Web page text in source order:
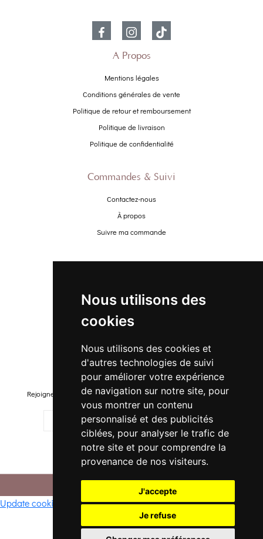
Nous utilisons des
cookies
Nous utilisons des cookies et
d'autres technologies de suivi
pour améliorer votre expérience
de navigation sur notre site, pour
vous montrer un contenu
personnalisé et des publicités
ciblées, pour analyser le trafic de
notre site et pour comprendre la
provenance de nos visiteurs.
J'accepte
Je refuse
À Propos
Mentions légales
Conditions générales de vente
Politique de retour et remboursement
Politique de livraison
Politique de confidentialité
Commandes & Suivi
Contactez-nous
À propos
Suivre ma commande
Promo Femme
Promo Homme
Newsletter
Rejoignez-notre liste pour recevoir des promotions et nouveautés !
M'ENREGISTRER
© 2026 -
Update cookies preferences